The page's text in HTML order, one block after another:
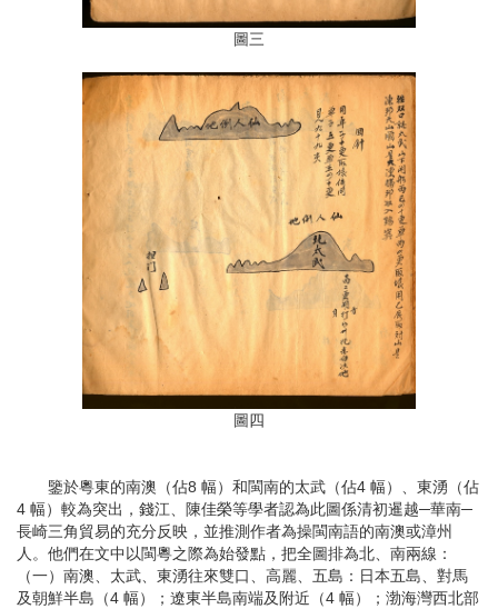
圖三
圖四
鑒於粵東的南澳（佔8 幅）和閩南的太武（佔4 幅）、東湧（佔
4 幅）較為突出，錢江、陳佳榮等學者認為此圖係清初暹越─華南─
長崎三角貿易的充分反映，並推測作者為操閩南語的南澳或漳州
人。他們在文中以閩粵之際為始發點，把全圖排為北、南兩線：
（一）南澳、太武、東湧往來雙口、高麗、五島：日本五島、對馬
及朝鮮半島（4 幅）；遼東半島南端及附近（4 幅）；渤海灣西北部